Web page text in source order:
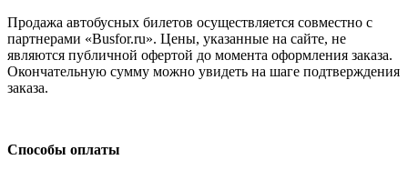
Продажа автобусных билетов осуществляется совместно с
партнерами «Busfor.ru». Цены, указанные на сайте, не
являются публичной офертой до момента оформления заказа.
Окончательную сумму можно увидеть на шаге подтверждения
заказа.
Способы оплаты